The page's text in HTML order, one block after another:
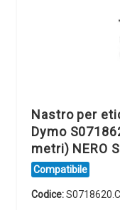
Nastro per
Dymo
metri) NERO
Compatibile
Codice:S0718620.C